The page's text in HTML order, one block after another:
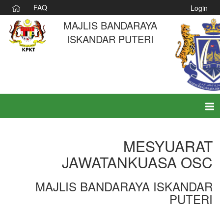
FAQ Login
MAJLIS BANDARAYA
ISKANDAR PUTERI
MESYUARAT
JAWATANKUASA OSC
MAJLIS BANDARAYA ISKANDAR
PUTERI